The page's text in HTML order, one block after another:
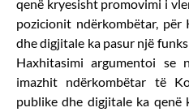
qenë kryesisht promovimi i
pozicionit ndërkombëtar, për
dhe digjitale ka pasur një
Haxhitasimi argumentoi se
imazhit ndërkombëtar të
publike dhe digjitale ka